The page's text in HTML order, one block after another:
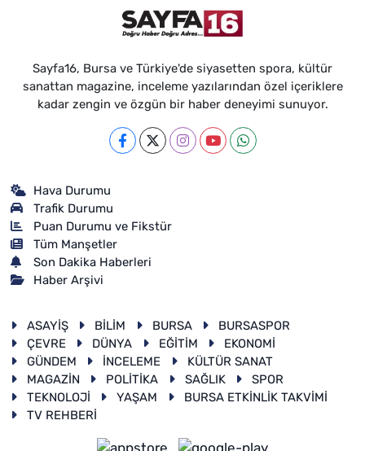
Sayfa16, Bursa ve Türkiye'de siyasetten spora, kültür
sanattan magazine, inceleme yazılarından özel içeriklere
kadar zengin ve özgün bir haber deneyimi sunuyor.
Hava Durumu
Trafik Durumu
Puan Durumu ve Fikstür
Tüm Manşetler
Son Dakika Haberleri
Haber Arşivi
ASAYİŞ BİLİM BURSA
BURSASPOR
ÇEVRE
DÜNYA EĞİTİM
EKONOMİ
GÜNDEM
İNCELEME
KÜLTÜR SANAT
MAGAZİN
POLİTİKA SAĞLIK
SPOR
TEKNOLOJİ
YAŞAM
BURSA ETKİNLİK TAKVİMİ
TV REHBERİ